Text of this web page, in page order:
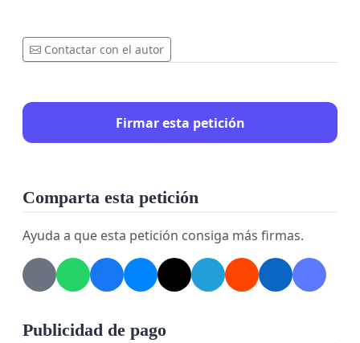
Contactar con el autor
Firmar esta petición
Comparta esta petición
Ayuda a que esta petición consiga más firmas.
Publicidad de pago